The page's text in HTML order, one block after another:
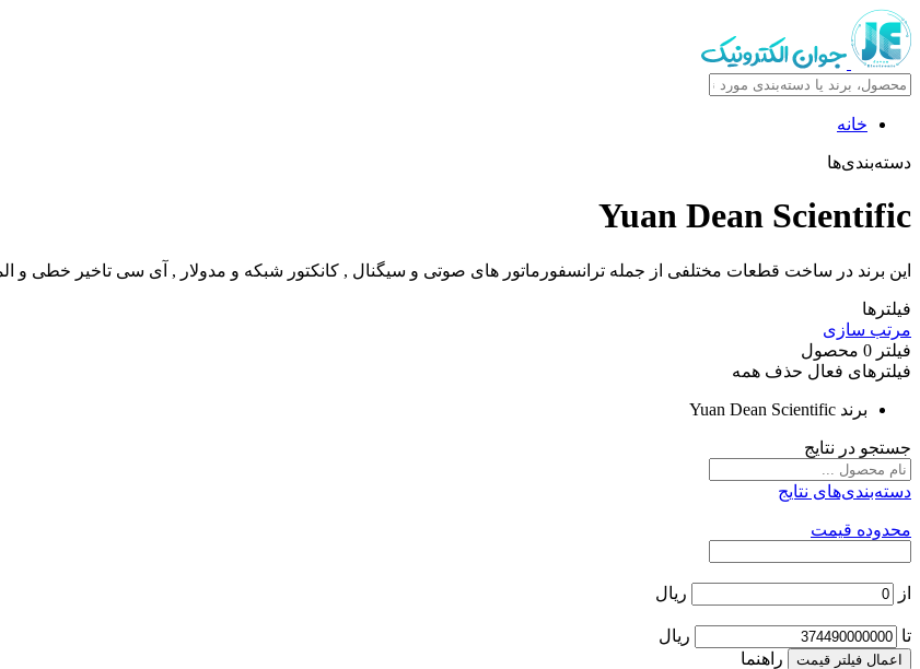
خانه
دسته‌بندی‌ها
Yuan Dean Scientific
این برند در ساخت قطعات مختلفی از جمله ترانسفورماتور های صوتی و سیگنال , کانکتور شبکه و مدولار , آی سی تاخیر خطی و
فیلترها
مرتب سازی
فیلتر 0 محصول
فیلترهای فعال حذف همه
برند Yuan Dean Scientific
جستجو در نتایج
دسته‌بندی‌های نتایج
محدوده قیمت
از ریال
تا ریال
اعمال فیلتر قیمت
راهنما